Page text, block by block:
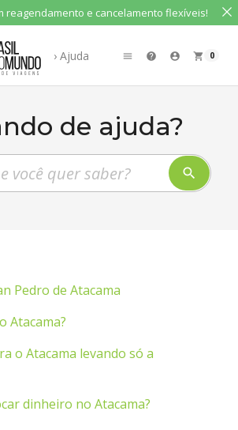
reagendamento e cancelamento flexíveis!
› Ajuda menu help account_circle shopping_cart 0
de ajuda?
frequentes
search
Pedro de Atacama
Atacama?
o Atacama levando só a
dinheiro no Atacama?